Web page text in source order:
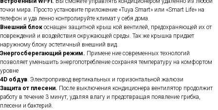
точки мира. Просто установите приложение «Tuya Smart» или «Smart Life» на
телефон и уда ленно контролируйте климат у себя дома.
Внешний блок оснащен защитной крыш кой вентилей, предохраняющей их от
повреждений и воздействия окружающей среды. Так же крышка придает
наружному блоку эстетичный внешний вид.
Энергосберегающий режим. Примене ние современных технологий
позволяет уменьшить энергопотребление сохраняя температуру на комфортом
уровне
4D обдув. Электропривод вертикальных и горизонтальной жалюзи
Защита от плесени. После выключения кондиционера вентилятор продолжит
работу в течение 3 минут, удаляя влагу и предотвращая появление грибка,
плесени и бактерий.